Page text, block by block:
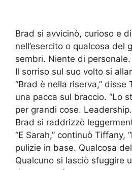
Brad si avvicinò, curioso e
nell’esercito o qualcosa del
sembri. Niente di personale.
Il sorriso sul suo volto si
“Brad è nella riserva,” disse
una pacca sul braccio. “Lo
per grandi cose.
Brad si raddrizzò
“E Sarah,” continuò Tiffany,
pulizie in base. Qualcosa
Qualcuno si lasciò sfuggire